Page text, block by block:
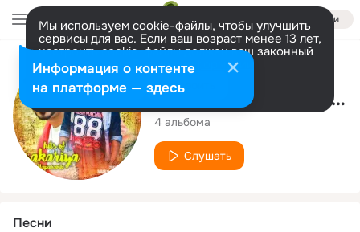
Войти
Мы используем cookie-файлы, чтобы улучшить
сервисы для вас. Если ваш возраст менее 13 лет,
настроить cookie-файлы должен ваш законный
представитель. Больше информации
Разрешить все Настроить
Исполнитель
Zakariya Mullaparamb
4 альбома
Слушать
Песни
Информация о контенте
на платформе — здесь